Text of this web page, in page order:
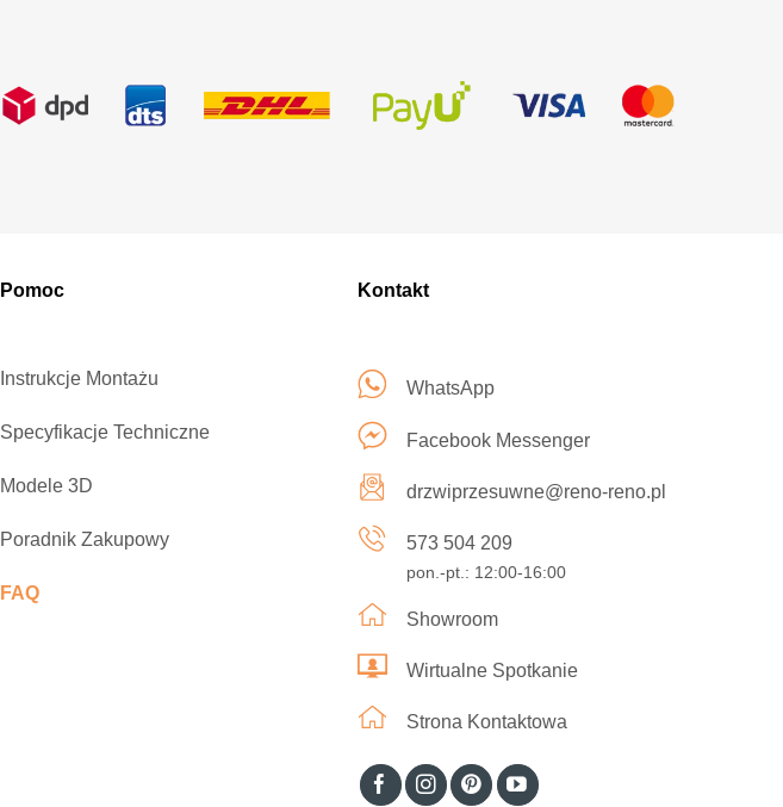
Pomoc
Instrukcje Montażu
Specyfikacje Techniczne
Modele 3D
Poradnik Zakupowy
FAQ
Kontakt
WhatsApp
Facebook Messenger
drzwiprzesuwne@reno-reno.pl
573 504 209
pon.-pt.: 12:00-16:00
Showroom
Wirtualne Spotkanie
Strona Kontaktowa